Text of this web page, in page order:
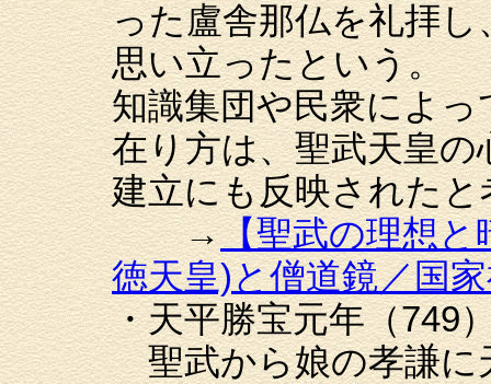
った盧舎那仏を礼拝
思い立ったという。
知識集団や民衆によ
在り方は、聖武天皇
建立にも反映された
→【聖武の理想と
徳天皇)と僧道鏡／国
・天平勝宝元年（749
聖武から娘の孝謙に